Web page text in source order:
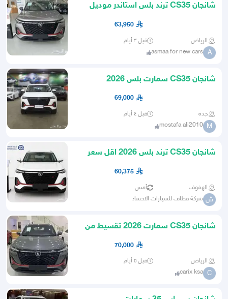
شانجان CS35 ترند بلس استاندر موديل
63,950
الرياض قبل ٣ أيام
A
asmaa for new cars
شانجان CS35 سمارت بلس 2026
69,000
جده قبل ٤ أيام
M
mostafa ali2010
شانجان CS35 ترند بلس 2026 اقل سعر
60,375
الهفوف أمس
ش شركة قطاف للسيارات الاحساء
شانجان CS35 سمارت 2026 تقسيط من
70,000
الرياض قبل ٥ أيام
C
carix ksa